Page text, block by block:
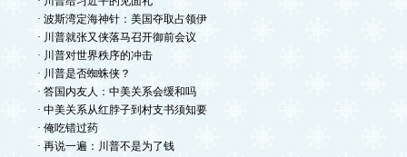
· 波斯湾定海神针：美国夺取占领伊
· 川普就张又侠落马召开御前会议
· 川普对世界秩序的冲击
· 川普是否蜘蛛侠？
· 答国内友人：中美关系会缓和吗
· 中美关系从红脖子到村支书须知要
· 俺吃错过药
· 再说一遍：川普不是为了钱